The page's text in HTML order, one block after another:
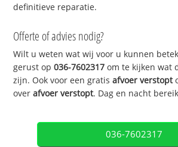
definitieve reparatie.
Offerte of advies nodig?
Wilt u weten wat wij voor u kunnen
gerust op036-7602317 om te kijken wat
zijn. Ook voor een gratisafvoer verstopt
overafvoer verstopt. Dag en nacht
036-7602317